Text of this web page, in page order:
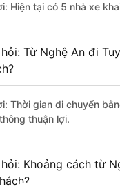
Hiện tại có 5 nhà xe
Từ Nghệ An đi
Thời gian di chuyển
thuận lợi.
Khoảng cách từ